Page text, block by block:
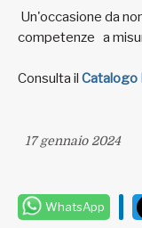
Un'occasione da
competenze a
Consulta il Catalogo
17 gennaio 2024
WhatsApp